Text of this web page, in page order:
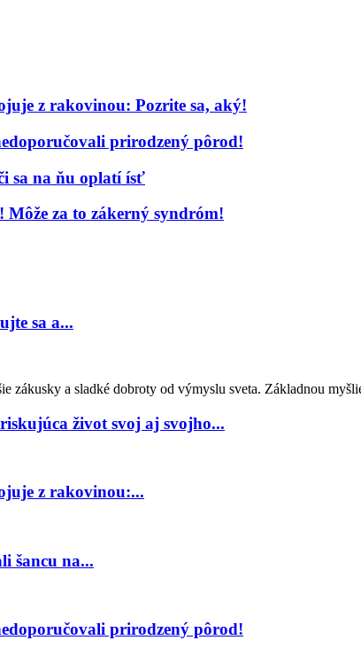
z rakovinou: Pozrite sa, aký!
prirodzený pôrod!
sa na ňu oplatí ísť
Môže za to zákerný syndróm!
sa a...
zákusky a sladké dobroty od výmyslu sveta. Základnou
život svoj aj svojho...
z rakovinou:...
šancu na...
prirodzený pôrod!